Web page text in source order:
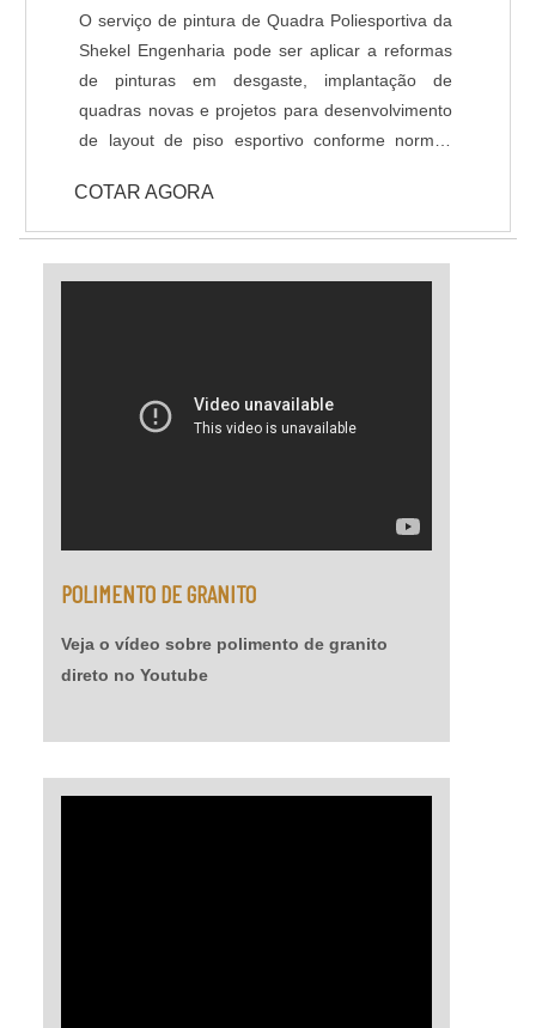
e Revestimentos de alto desempenho (Piso
também faz parte do nosso rol de atividades, a
execução das juntas do piso e lábios poliméricos
são de extrema importância em projetos de
Pisos industrias com alta capacidade de carga.
O serviço de pintura de Quadra Poliesportiva da
Shekel Engenharia pode ser aplicar a reformas
de pinturas em desgaste, implantação de
quadras novas e projetos para desenvolvimento
de layout de piso esportivo conforme normas
desempenho padrão para pisos esportivos é o
Poliuretano, também conhecido como tinta
emborrachada, é altamente resistente a
bases; - Cura rápida a partir de 8 horas; - Isento
de solventes; - Alta durabilidade e resistência
baixo VOC; - Acabamento liso e antiderrapante; -
C; - Atende a norma LEED.
COTAR AGORA
POLIMENTO DE GRANITO
Veja o vídeo sobre polimento de granito
direto no Youtube